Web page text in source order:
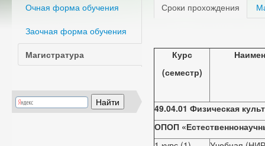
Очная форма обучения
Заочная форма обучения
Магистратура
Сроки прохождения
Курс
(семестр)
49.04.01 Физическая
ОПОП